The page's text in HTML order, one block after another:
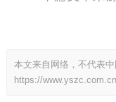
本文来自网络，不代表
https://